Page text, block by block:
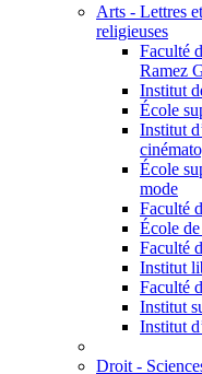
Arts - Lettres
religieuses
Faculté
Ramez
Institut
École
Institut
École
mode
Faculté
École
Faculté
Institut
Faculté
Institut
Institut
Droit -